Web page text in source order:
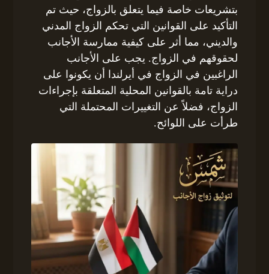
بتشريعات خاصة فيما يتعلق بالزواج، حيث تم
التأكيد على القوانين التي تحكم الزواج المدني
والديني، مما أثر على كيفية ممارسة الأجانب
لحقوقهم في الزواج. يجب على الأجانب
الراغبين في الزواج في أيرلندا أن يكونوا على
دراية تامة بالقوانين المحلية المتعلقة بإجراءات
الزواج، فضلاً عن التغييرات المحتملة التي
طرأت على اللوائح.